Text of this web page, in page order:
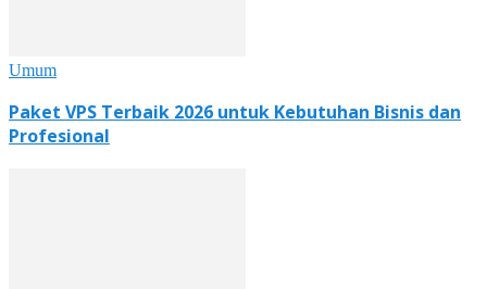
Umum
Paket VPS Terbaik 2026 untuk Kebutuhan Bisnis dan
Profesional